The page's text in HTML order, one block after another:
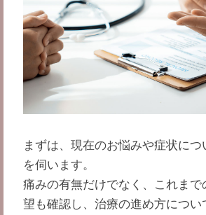
まずは、現在のお悩みや症状に
を伺います。
痛みの有無だけでなく、これまで
望も確認し、治療の進め方につい